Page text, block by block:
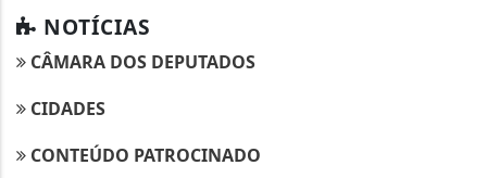
NOTÍCIAS
CÂMARA DOS DEPUTADOS
CIDADES
CONTEÚDO PATROCINADO